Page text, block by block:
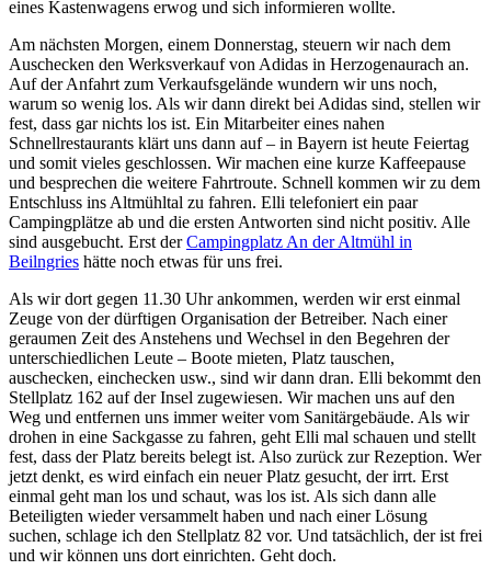
eines Kastenwagens erwog und sich informieren wollte.
Am nächsten Morgen, einem Donnerstag, steuern wir nach dem
Auschecken den Werksverkauf von Adidas in Herzogenaurach an.
Auf der Anfahrt zum Verkaufsgelände wundern wir uns noch,
warum so wenig los. Als wir dann direkt bei Adidas sind, stellen wir
fest, dass gar nichts los ist. Ein Mitarbeiter eines nahen
Schnellrestaurants klärt uns dann auf – in Bayern ist heute Feiertag
und somit vieles geschlossen. Wir machen eine kurze Kaffeepause
und besprechen die weitere Fahrtroute. Schnell kommen wir zu dem
Entschluss ins Altmühltal zu fahren. Elli telefoniert ein paar
Campingplätze ab und die ersten Antworten sind nicht positiv. Alle
sind ausgebucht. Erst derCampingplatz An der Altmühl in
Beilngries hätte noch etwas für uns frei.
Als wir dort gegen 11.30 Uhr ankommen, werden wir erst einmal
Zeuge von der dürftigen Organisation der Betreiber. Nach einer
geraumen Zeit des Anstehens und Wechsel in den Begehren der
unterschiedlichen Leute – Boote mieten, Platz tauschen,
auschecken, einchecken usw., sind wir dann dran. Elli bekommt den
Stellplatz 162 auf der Insel zugewiesen. Wir machen uns auf den
Weg und entfernen uns immer weiter vom Sanitärgebäude. Als wir
drohen in eine Sackgasse zu fahren, geht Elli mal schauen und stellt
fest, dass der Platz bereits belegt ist. Also zurück zur Rezeption. Wer
jetzt denkt, es wird einfach ein neuer Platz gesucht, der irrt. Erst
einmal geht man los und schaut, was los ist. Als sich dann alle
Beteiligten wieder versammelt haben und nach einer Lösung
suchen, schlage ich den Stellplatz 82 vor. Und tatsächlich, der ist frei
und wir können uns dort einrichten. Geht doch.